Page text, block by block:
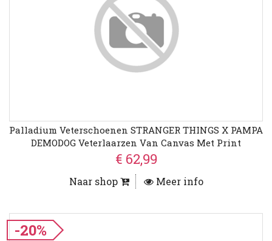
Palladium Veterschoenen STRANGER THINGS X PAMPA
DEMODOG Veterlaarzen Van Canvas Met Print
€ 62,99
Naar shop Meer info
-20%